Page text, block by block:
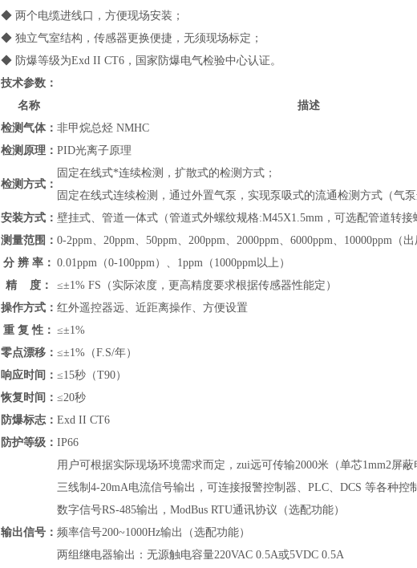
◆ 两个电缆进线口，方便现场安装；
◆ 独立气室结构，传感器更换便捷，无须现场标定；
◆ 防爆等级为Exd II CT6，国家防爆电气检验中心认证。
技术参数：
名称
描述
检测气体： 非甲烷总烃 NMHC
检测原理： PID光离子原理
检测方式：
固定在线式*连续检测，扩散式的检测方式；
固定在线式连续检测，通过外置气泵，实现泵吸式的流通检测方式（气泵
安装方式： 壁挂式、管道一体式（管道式外螺纹规格:M45X1.5mm，可选配管道转接
测量范围： 0-2ppm、20ppm、50ppm、200ppm、2000ppm、6000ppm、10000ppm （ 出
分 辨 率： 0.01ppm（0-100ppm）、1ppm（1000ppm以上）
精 度：
≤±1% FS（实际浓度，更高精度要求根据传感器性能定）
操作方式： 红外遥控器远、近距离操作、方便设置
重 复 性： ≤±1%
零点漂移： ≤±1%（F.S/年）
响应时间： ≤15秒（T90）
恢复时间： ≤20秒
防爆标志： Exd II CT6
防护等级： IP66
输出信号：
用户可根据实际现场环境需求而定，zui远可传输2000米（单芯1mm2屏蔽
三线制4-20mA电流信号输出，可连接报警控制器、PLC、DCS 等各种控
数字信号RS-485输出， ModBus RTU通讯协议 （选配功能）
频率信号200~1000Hz输出（选配功能）
两组继电器输出：无源触电容量220VAC 0.5A或5VDC 0.5A